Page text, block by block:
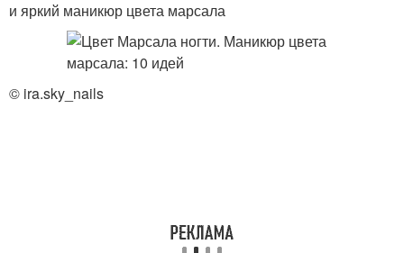
и яркий маникюр цвета марсала
© ira.sky_nails